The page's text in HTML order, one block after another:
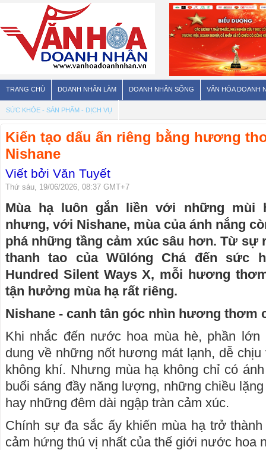
TRANG CHỦ DOANH NHÂN LÀM DOANH NHÂN SỐNG VĂN HÓA DOANH
SỨC KHỎE - SẢN PHẨM - DỊCH VỤ
Kiến tạo dấu ấn riêng bằng hương
Nishane
Viết bởi Văn Tuyết
Thứ sáu, 19/06/2026, 08:37 GMT+7
Mùa hạ luôn gắn liền với những mùi
nhưng, với Nishane, mùa của ánh nắng
phá những tầng cảm xúc sâu hơn. Từ sự
thanh tao của Wūlóng Chá đến sức
Hundred Silent Ways X, mỗi hương
tận hưởng mùa hạ rất riêng.
Nishane - canh tân góc nhìn hương thơm
Khi nhắc đến nước hoa mùa hè, phần
dung về những nốt hương mát lạnh, dễ chịu
không khí. Nhưng mùa hạ không chỉ có
buổi sáng đầy năng lượng, những chiều
hay những đêm dài ngập tràn cảm xúc.
Chính sự đa sắc ấy khiến mùa hạ trở
cảm hứng thú vị nhất của thế giới nước hoa